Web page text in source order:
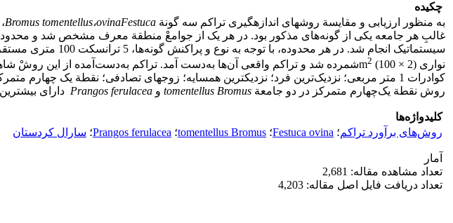
چکیده
به منظور ارزیابی و مقایسة روش‏های اندازه‏گیری تراکم سه گونة
Bromus tomentellus،ovinaFestuca
نواری (2 × 100) m
2
شمرده شد و تراکم واقعی آن‌ها به‌دست آمد. تراکم به‌دست‌آمده از این روشْ
کوادرات 1 متر مربعی؛ نزدیک‌ترین فرد؛ نزدیک‏ترین همسایه؛ زوج‏های تصادفی؛ نقطة یک چهارم متمرکز؛ و زاویة منظم. از ‌نظر صحت روش‏ها، نتایج نشان داد روش نزدیک‌‌ترین همسایه در جامعة
روش نقطة یک‌چهارم متمرکز در دو جامعة
tomentellus Bromus و Prangos ferulacea دارای
کلیدواژه‌ها
روش‏‌های برآورد تراکم؛ Festuca ovina؛ tomentellus Bromus؛ Prangos ferulacea؛ سارال کردستان
آمار
تعداد مشاهده مقاله: 2,681
تعداد دریافت فایل اصل مقاله: 4,203